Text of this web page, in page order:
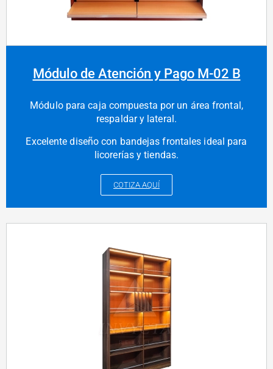
Módulo de Atención y Pago M-02 B
Módulo para caja compuesta por un área frontal,
respaldar y lateral.
Excelente diseño con bandejas frontales ideal para
licorerías y tiendas.
COTIZA AQUÍ